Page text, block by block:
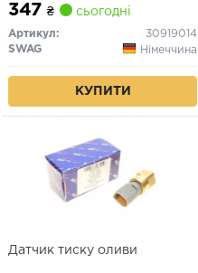
347 ₴ сьогодні
Артикул:
30919014
SWAG
Німеччина
КУПИТИ
Датчик тиску оливи